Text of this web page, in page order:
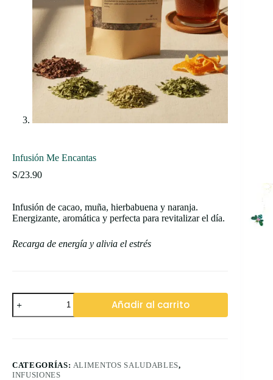
Infusión Me Encantas
S/23.90
Infusión de cacao, muña, hierbabuena y naranja.
Energizante, aromática y perfecta para revitalizar el día.
Recarga de energía y alivia el estrés
Infusión
Me
Encantas
Añadir al carrito
CATEGORÍAS: ALIMENTOS SALUDABLES,
INFUSIONES